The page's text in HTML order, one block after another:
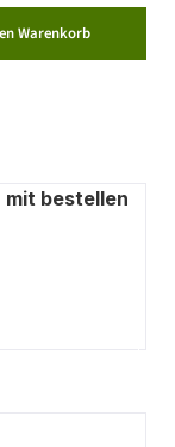
Warenkorb
bestellen